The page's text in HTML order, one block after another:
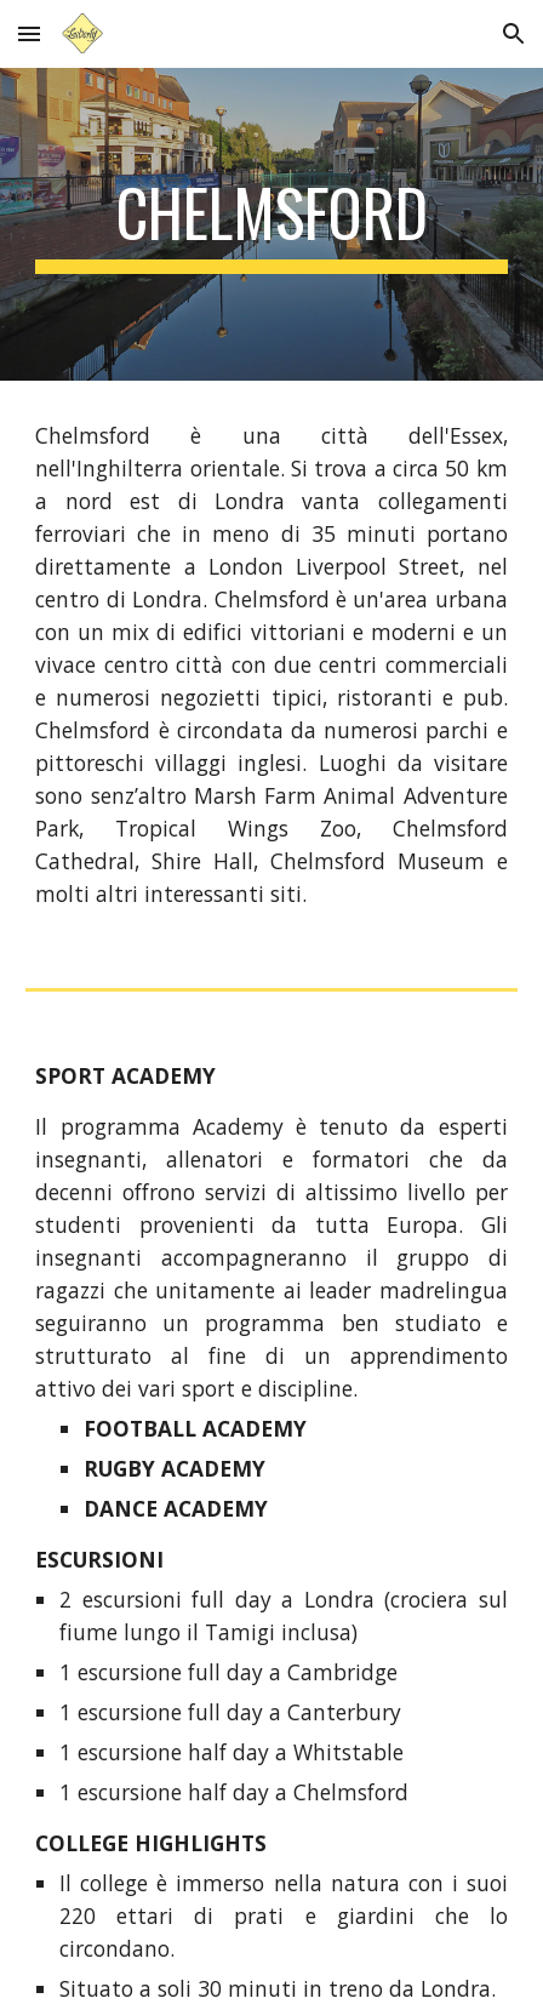
Skip to main content Skip to navigation
CHELMSFORD
Chelmsford è una città dell'Essex,
nell'Inghilterra orientale. Si trova a circa 50 km
a nord est di Londra vanta collegamenti
ferroviari che in meno di 35 minuti portano
direttamente a London Liverpool Street, nel
centro di Londra. Chelmsford è un'area urbana
con un mix di edifici vittoriani e moderni e un
vivace centro città con due centri commerciali
e numerosi negozietti tipici, ristoranti e pub.
Chelmsford è circondata da numerosi parchi e
pittoreschi villaggi inglesi. Luoghi da visitare
sono senz’altro Marsh Farm Animal Adventure
Park, Tropical Wings Zoo, Chelmsford
Cathedral, Shire Hall, Chelmsford Museum e
molti altri interessanti siti.
SPORT ACADEMY
Il programma Academy è tenuto da esperti
insegnanti, allenatori e formatori che da
decenni offrono servizi di altissimo livello per
studenti provenienti da tutta Europa. Gli
insegnanti accompagneranno il gruppo di
ragazzi che unitamente ai leader madrelingua
seguiranno un programma ben studiato e
strutturato al fine di un apprendimento
attivo dei vari sport e discipline.
FOOTBALL ACADEMY
RUGBY ACADEMY
DANCE ACADEMY
ESCURSIONI
2 escursioni full day a Londra (crociera sul
fiume lungo il Tamigi inclusa)
1 escursione full day a Cambridge
1 escursione full day a Canterbury
1 escursione half day a Whitstable
1 escursione half day a Chelmsford
COLLEGE HIGHLIGHTS
Il college è immerso nella natura con i suoi
220 ettari di prati e giardini che lo
circondano.
Situato a soli 30 minuti in treno da Londra.